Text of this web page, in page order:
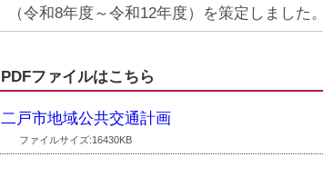
（令和8年度～令和12年度）を策定しました。
PDFファイルはこちら
二戸市地域公共交通計画
ファイルサイズ:16430KB